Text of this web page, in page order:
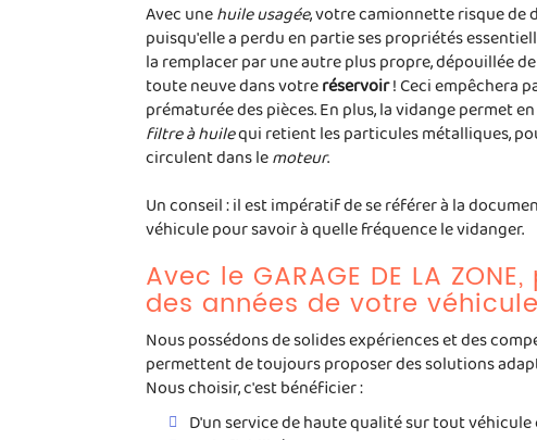
Vidange
Appelez-nous Contactez-nous
Avec unehuile usagée, votre camionnette risque
puisqu'elle a perdu en partie ses propriétés
la remplacer par une autre plus propre, dépouillée
toute neuve dans votreréservoir! Ceci empêchera
prématurée des pièces. En plus, la vidange permet
filtre à huilequi retient les particules métalliques,
circulent dans lemoteur.
Un conseil : il est impératif de se référer à la
véhicule pour savoir à quelle fréquence le vidanger.
Avec le GARAGE DE LA
des années de votre
Nous possédons de solides expériences et des
permettent de toujours proposer des solutions
Nous choisir, c'est bénéficier :
D'un service de haute qualité sur tout